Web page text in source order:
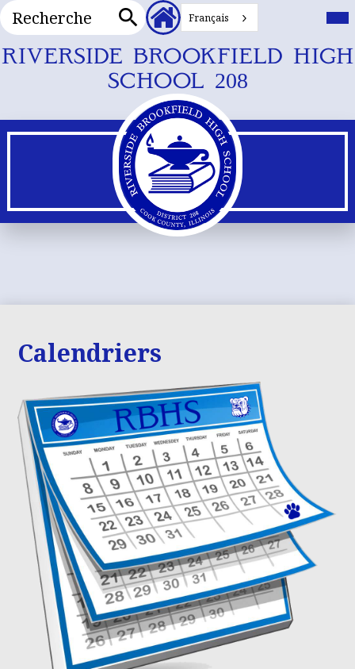
Skip
to
main
content
RIVERSIDE BROOKFIELD HIGH
SCHOOL 208
Recherche
En-
tête
secondaires
Français
Calendriers